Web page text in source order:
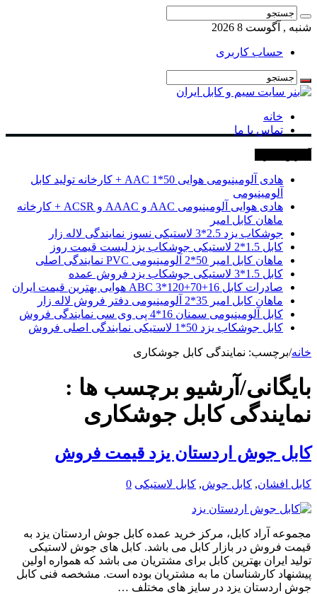
شنبه , آگوست 8 2026
حساب کاربری
خانه
تماس با ما
هادی آلومینیومی هوایی 50*1 AAC + کارخانه تولید کابل
آلومینیومی
هادی هوایی آلومینیومی AAC و AAAC و ACSR + کارخانه
ماهان کابل امیر
جوشکاب یزد 2.5*3 لاستیکی نسوز نمایندگی لاله زار
کابل 1.5*2 لاستیکی جوشکاب یزد لیست قیمت روز
ماهان کابل امیر 50*2 آلومینیومی PVC نمایندگی اصلی
کابل 1.5*3 لاستیکی جوشکاب یزد فروش عمده
صادرات کابل 16+70+120*3 ABC هوایی بهترین قیمت ایران
ماهان کابل امیر 35*2 آلومینیومی دفتر فروش لاله زار
کابل آلومینیومی سمنان 16*4 پی وی سی نمایندگی فروش
کابل جوشکاب یزد 50*1 لاستیکی نمایندگی اصلی فروش
خانه/برچسب: نمایندگی کابل جوشکاری
بایگانی/آرشیو برچسب ها :
نمایندگی کابل جوشکاری
کابل جوش اردستان یزد قیمت فروش
کابل افشان, کابل جوش, کابل لاستیکی 0
مجموعه آراد کابل، مرکز خرید عمده کابل جوش اردستان یزد به
قیمت فروش در بازار کابل می باشد. کابل های جوش لاستیکی
تولید ایران بهترین کابل برای مشتریان می باشد که همواره اولین
پیشنهاد کارشناسان ما به مشتریان بوده است. مشخصه فنی کابل
جوش اردستان یزد در سایز های مختلف …